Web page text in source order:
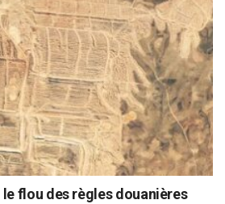
flou des règles douanières